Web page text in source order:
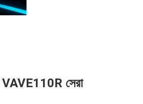
VAVE110R সেরা